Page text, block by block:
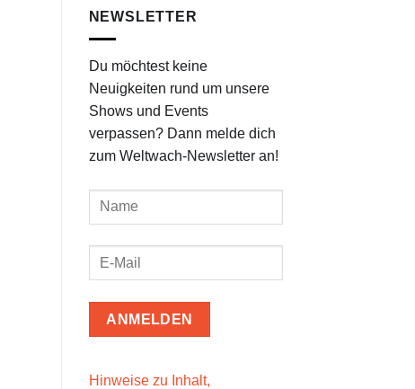
NEWSLETTER
Du möchtest keine
Neuigkeiten rund um unsere
Shows und Events
verpassen? Dann melde dich
zum Weltwach-Newsletter an!
Hinweise zu Inhalt,